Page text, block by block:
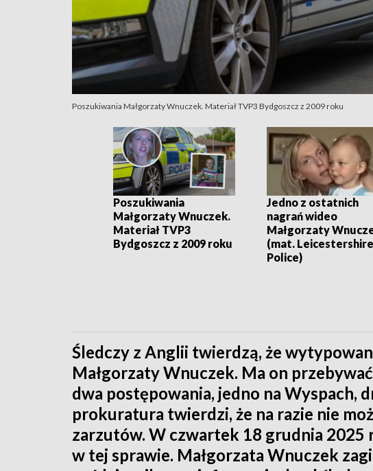
Poszukiwania Małgorzaty Wnuczek. Materiał TVP3 Bydgoszcz z 2009 roku
Poszukiwania
Małgorzaty Wnuczek.
Materiał TVP3
Bydgoszcz z 2009 roku
Jedno z ostatnich
nagrań wideo
Małgorzaty
(mat. Leicestershire
Police)
Śledczy z Anglii twierdzą, że
Małgorzaty Wnuczek. Ma on
dwa postępowania, jedno na Wyspach,
prokuratura twierdzi, że na razie nie
zarzutów. W czwartek 18 grudnia 2025
w tej sprawie. Małgorzata Wnuczek